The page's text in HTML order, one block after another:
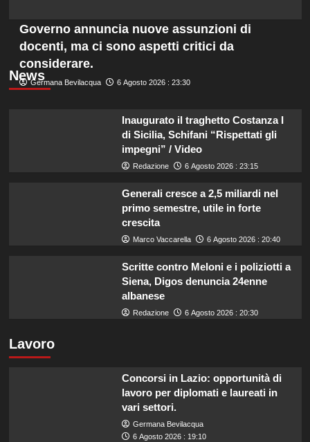
News
Governo annuncia nuove assunzioni di
docenti, ma ci sono aspetti critici da
considerare.
Germana Bevilacqua 6 Agosto 2026 : 23:30
Inaugurato il traghetto Costanza I
di Sicilia, Schifani “Rispettati gli
impegni” / Video
Redazione 6 Agosto 2026 : 23:15
Generali cresce a 2,5 miliardi nel
primo semestre, utile in forte
crescita
Marco Vaccarella 6 Agosto 2026 : 20:40
Scritte contro Meloni e i poliziotti a
Siena, Digos denuncia 24enne
albanese
Redazione 6 Agosto 2026 : 20:30
Lavoro
Concorsi in Lazio: opportunità di
lavoro per diplomati e laureati in
vari settori.
Germana Bevilacqua
6 Agosto 2026 : 19:10